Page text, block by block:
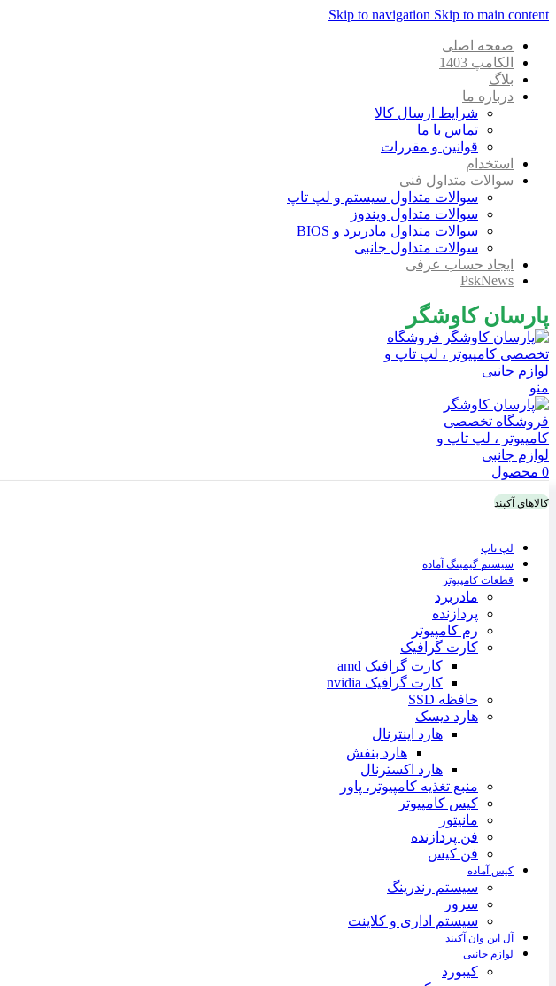
Skip to navigation Skip to main content
صفحه اصلی
الکامپ 1403
بلاگ
درباره ما
شرایط ارسال کالا
تماس با ما
قوانین و مقررات
استخدام
سوالات متداول فنی
سوالات متداول سیستم و لپ تاپ
سوالات متداول ویندوز
سوالات متداول مادربرد و BIOS
سوالات متداول جانبی
ایجاد حساب عرفی
PskNews
پارسان کاوشگر
منو
0 محصول
کالاهای آکبند
لپ تاپ
سیستم گیمینگ آماده
قطعات کامپیوتر
مادربرد
پردازنده
رم کامپیوتر
کارت گرافیک
کارت گرافیک amd
کارت گرافیک nvidia
حافظه SSD
هارد دیسک
هارد اینترنال
هارد بنفش
هارد اکسترنال
منبع تغذیه کامپیوتر، پاور
کیس کامپیوتر
مانیتور
فن پردازنده
فن کیس
کیس آماده
سیستم رندرینگ
سرور
سیستم‌ اداری و کلاینت
آل این وان آکبند
لوازم جانبی
کیبورد